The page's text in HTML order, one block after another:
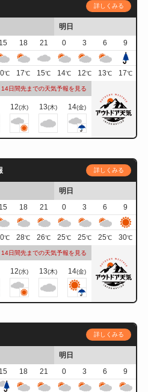
詳しくみる
明日
15 18 21 0 3 6
9
℃ 17℃ 15℃ 14℃ 12℃ 13℃ 17℃
14日間先までの天気予報を見る
12(水) 13(木) 14(金)
詳しくみる
明日
15 18 21 0 3 6
9
℃ 28℃ 26℃ 25℃ 25℃ 25℃ 30℃
14日間先までの天気予報を見る
12(水) 13(木) 14(金)
詳しくみる
明日
15 18 21 0 3 6
9